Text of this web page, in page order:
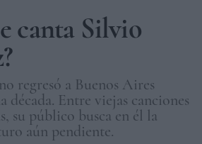
canta Silvio
regresó a Buenos Aires
década. Entre viejas canciones
su público busca en él la
aún pendiente.